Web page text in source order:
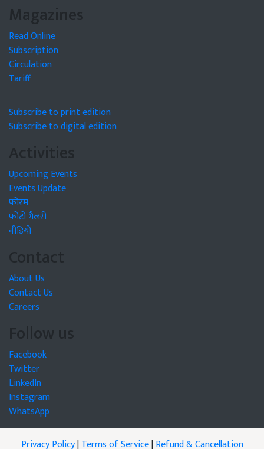
Magazines
Read Online
Subscription
Circulation
Tariff
Subscribe to print edition
Subscribe to digital edition
Activities
Upcoming Events
Events Update
फोरम
फोटो गैलरी
वीडियो
Contact
About Us
Contact Us
Careers
Follow us
Facebook
Twitter
LinkedIn
Instagram
WhatsApp
Privacy Policy|Terms of Service|Refund & Cancellation